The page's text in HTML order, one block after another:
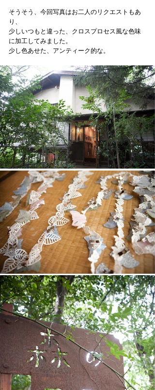
そうそう、今回写真はお二人のリクエストもあ
り、
少しいつもと違った、クロスプロセス風な色味
に加工してみました。
少し色あせた、アンティーク的な。